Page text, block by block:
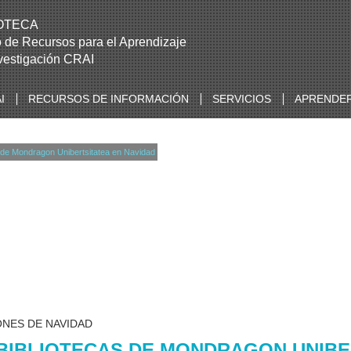
de Recursos para el Aprendizaje
CRAI
RECURSOS DE INFORMACIÓN SERVICIOS
Mondragon Unibertsitatea en Navidad
DE NAVIDAD